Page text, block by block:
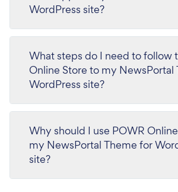
WordPress site?
What steps do I need to follow
Online Store to my NewsPortal
WordPress site?
Why should I use POWR
my NewsPortal Theme for
site?